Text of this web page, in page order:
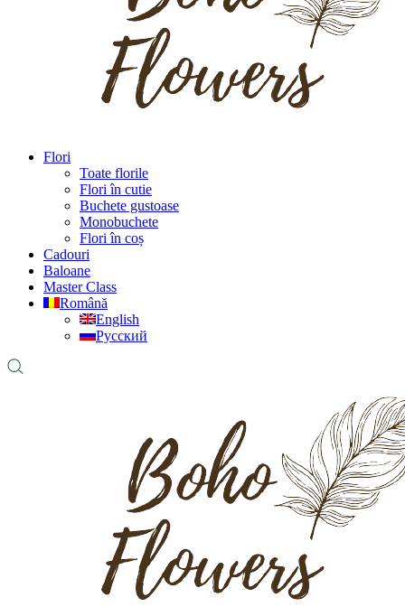
Flori
Toate florile
Flori în cutie
Buchete gustoase
Monobuchete
Flori în coș
Cadouri
Baloane
Master Class
Română
English
Русский